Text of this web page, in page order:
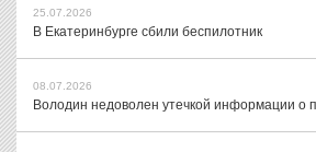
25.07.2026
В Екатеринбурге сбили беспилотник
08.07.2026
Володин недоволен утечкой информации о